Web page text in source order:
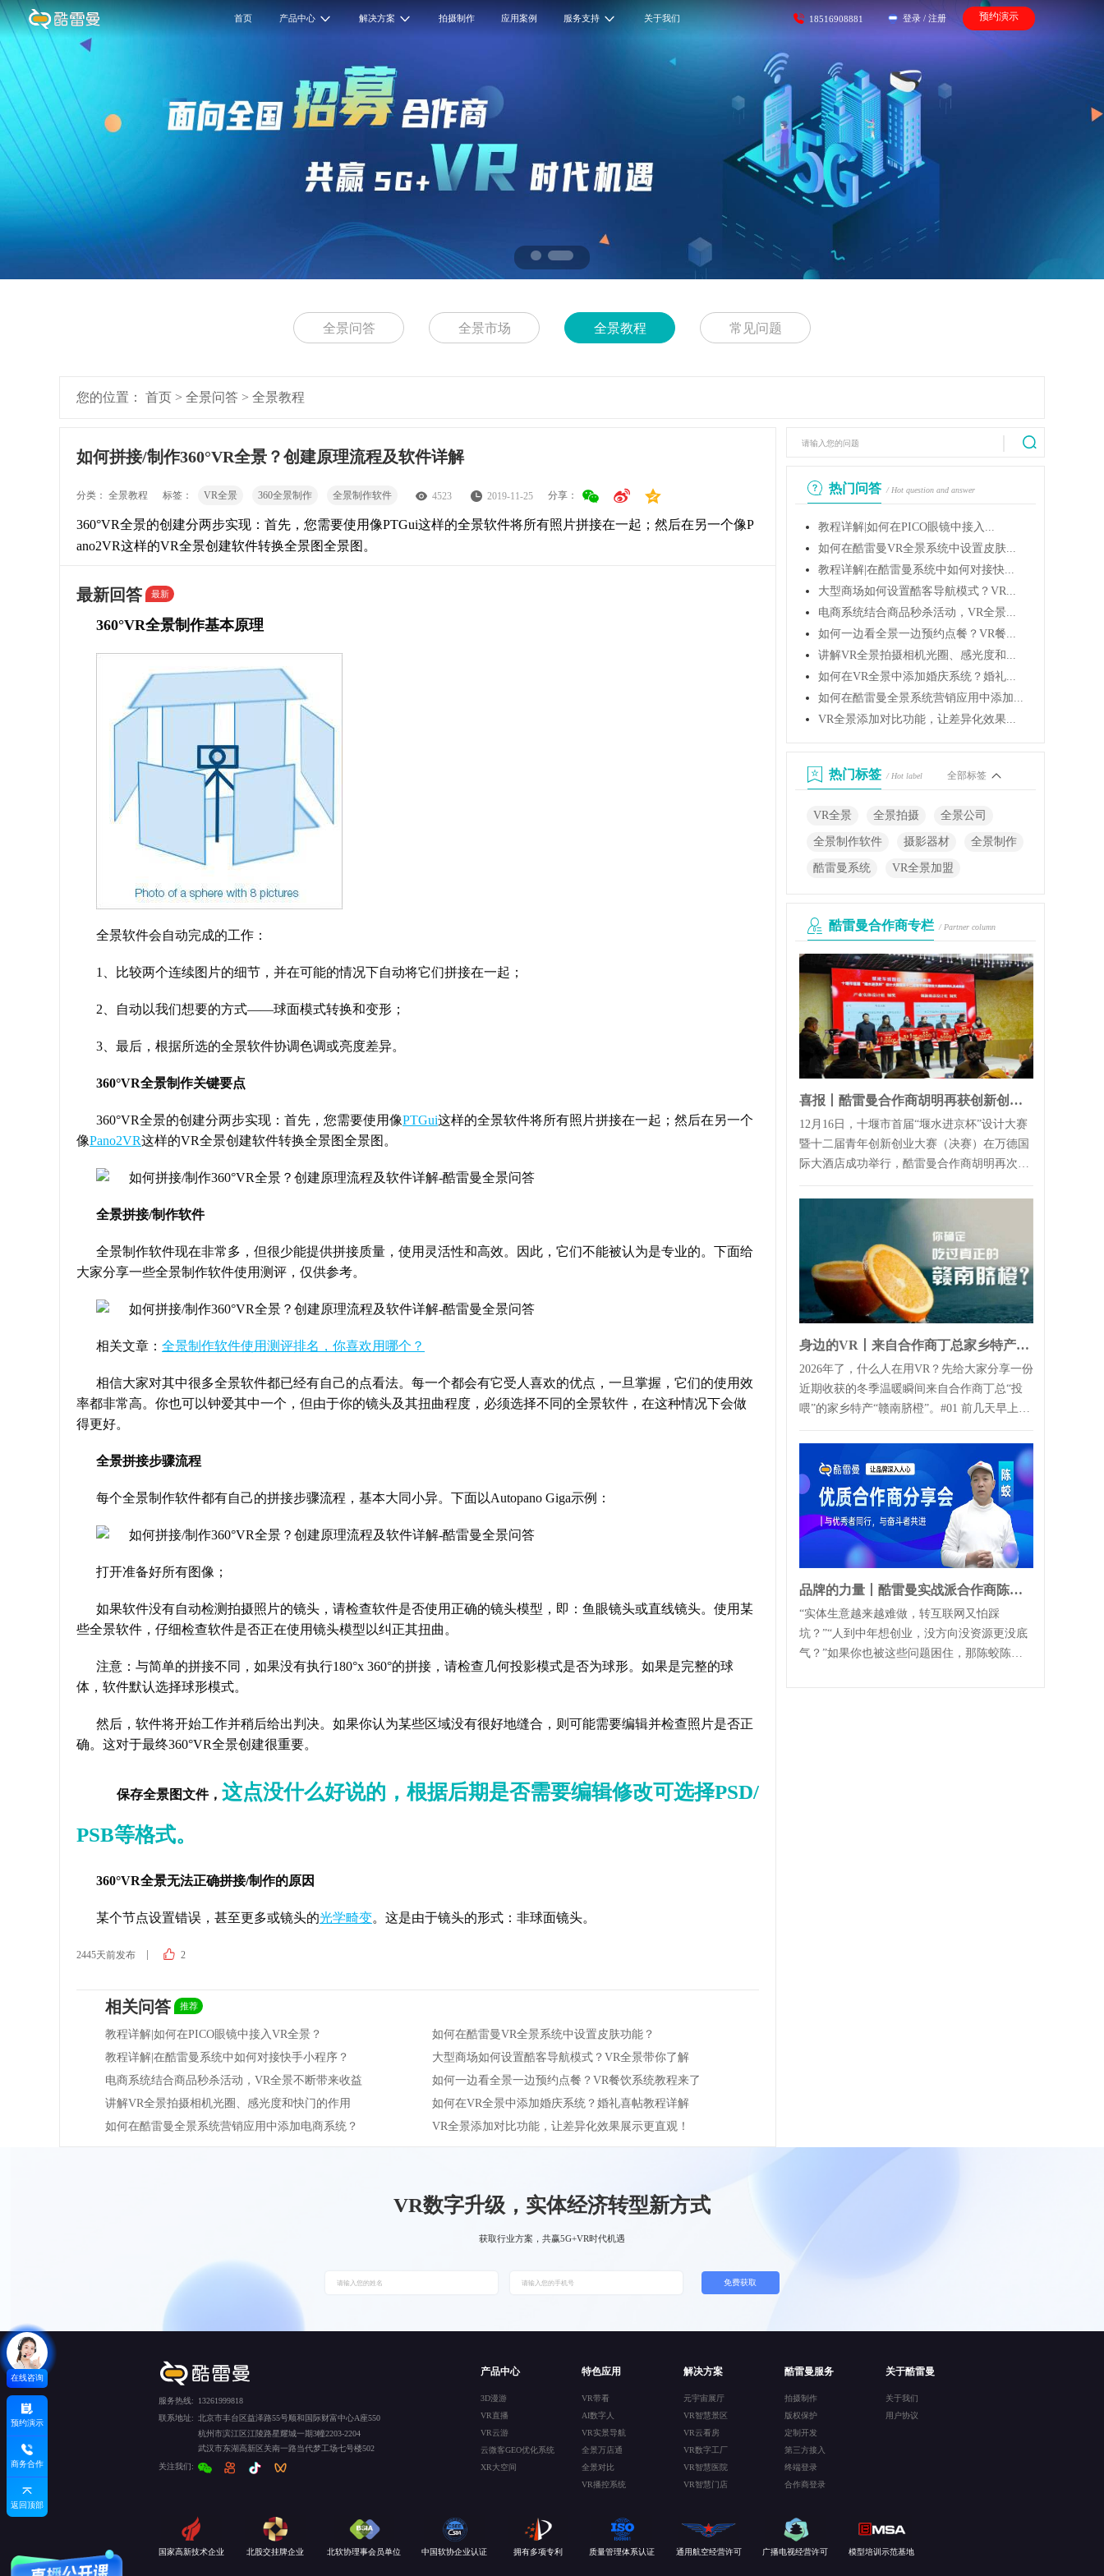
首页 产品中心 解决方案 拍摄制作 应用案例 服务支持 关于我们 18516908881 登录 / 注册 预约演示
全景问答 全景市场 全景教程 常见问题
您的位置： 首页 > 全景问答 > 全景教程
如何拼接/制作360°VR全景？创建原理流程及软件详解
分类： 全景教程 标签： VR全景 360全景制作 全景制作软件 4523 2019-11-25 分享：
360°VR全景的创建分两步实现：首先，您需要使用像PTGui这样的全景软件将所有照片拼接在一起；然后在另一个像P
ano2VR这样的VR全景创建软件转换全景图全景图。
最新回答 最新
360°VR全景制作基本原理
全景软件会自动完成的工作：
1、比较两个连续图片的细节，并在可能的情况下自动将它们拼接在一起；
2、自动以我们想要的方式——球面模式转换和变形；
3、最后，根据所选的全景软件协调色调或亮度差异。
360°VR全景制作关键要点
360°VR全景的创建分两步实现：首先，您需要使用像PTGui这样的全景软件将所有照片拼接在一起；然后在另一个
像Pano2VR这样的VR全景创建软件转换全景图全景图。
全景拼接/制作软件
全景制作软件现在非常多，但很少能提供拼接质量，使用灵活性和高效。因此，它们不能被认为是专业的。下面给
大家分享一些全景制作软件使用测评，仅供参考。
相关文章： 全景制作软件使用测评排名，你喜欢用哪个？
相信大家对其中很多全景软件都已经有自己的点看法。每一个都会有它受人喜欢的优点，一旦掌握，它们的使用效
率都非常高。你也可以钟爱其中一个，但由于你的镜头及其扭曲程度，必须选择不同的全景软件，在这种情况下会做
得更好。
全景拼接步骤流程
每个全景制作软件都有自己的拼接步骤流程，基本大同小异。下面以Autopano Giga示例：
打开准备好所有图像；
如果软件没有自动检测拍摄照片的镜头，请检查软件是否使用正确的镜头模型，即：鱼眼镜头或直线镜头。使用某
些全景软件，仔细检查软件是否正在使用镜头模型以纠正其扭曲。
注意：与简单的拼接不同，如果没有执行180°x 360°的拼接，请检查几何投影模式是否为球形。如果是完整的球
体，软件默认选择球形模式。
然后，软件将开始工作并稍后给出判决。如果你认为某些区域没有很好地缝合，则可能需要编辑并检查照片是否正
确。这对于最终360°VR全景创建很重要。
保存全景图文件， 这点没什么好说的，根据后期是否需要编辑修改可选择PSD/
PSB等格式。
360°VR全景无法正确拼接/制作的原因
某个节点设置错误，甚至更多或镜头的光学畸变。这是由于镜头的形式：非球面镜头。
2445天前发布 2
相关问答 推荐
教程详解|如何在PICO眼镜中接入VR全景？
如何在酷雷曼VR全景系统中设置皮肤功能？
教程详解|在酷雷曼系统中如何对接快手小程序？
大型商场如何设置酷客导航模式？VR全景带你了解
电商系统结合商品秒杀活动，VR全景不断带来收益
如何一边看全景一边预约点餐？VR餐饮系统教程来了
讲解VR全景拍摄相机光圈、感光度和快门的作用
如何在VR全景中添加婚庆系统？婚礼喜帖教程详解
如何在酷雷曼全景系统营销应用中添加电商系统？
VR全景添加对比功能，让差异化效果展示更直观！
热门问答 / Hot question and answer
教程详解|如何在PICO眼镜中接入...
如何在酷雷曼VR全景系统中设置皮肤...
教程详解|在酷雷曼系统中如何对接快...
大型商场如何设置酷客导航模式？VR...
电商系统结合商品秒杀活动，VR全景...
如何一边看全景一边预约点餐？VR餐...
讲解VR全景拍摄相机光圈、感光度和...
如何在VR全景中添加婚庆系统？婚礼...
如何在酷雷曼全景系统营销应用中添加...
VR全景添加对比功能，让差异化效果...
热门标签 / Hot label 全部标签
VR全景 全景拍摄 全景公司
全景制作软件 摄影器材 全景制作
酷雷曼系统 VR全景加盟
酷雷曼合作商专栏 / Partner column
喜报丨酷雷曼合作商胡明再获创新创业大奖
12月16日，十堰市首届“堰水进京杯”设计大赛
暨十二届青年创新创业大赛（决赛）在万德国
际大酒店成功举行，酷雷曼合作商胡明再次斩
身边的VR丨来自合作商丁总家乡特产的“投喂”
2026年了，什么人在用VR？先给大家分享一份
近期收获的冬季温暖瞬间来自合作商丁总“投
喂”的家乡特产“赣南脐橙”。#01 前几天早上来
品牌的力量丨酷雷曼实战派合作商陈总讲真经验、传真方法
“实体生意越来越难做，转互联网又怕踩
坑？”“人到中年想创业，没方向没资源更没底
气？”如果你也被这些问题困住，那陈蛟陈
在线咨询
预约演示
商务合作
返回顶部
VR数字升级，实体经济转型新方式
获取行业方案，共赢5G+VR时代机遇
免费获取
服务热线:
13261999818
联系地址: 北京市丰台区益泽路55号顺和国际财富中心A座550
杭州市滨江区江陵路星耀城一期3幢2203-2204
武汉市东湖高新区关南一路当代梦工场七号楼502
关注我们:
产品中心
3D漫游
VR直播
VR云游
云微客GEO优化系统
XR大空间
特色应用
VR带看
AI数字人
VR实景导航
全景万店通
全景对比
VR播控系统
解决方案
元宇宙展厅
VR智慧景区
VR云看房
VR数字工厂
VR智慧医院
VR智慧门店
酷雷曼服务
拍摄制作
版权保护
定制开发
第三方接入
终端登录
合作商登录
关于酷雷曼
关于我们
用户协议
国家高新技术企业 北股交挂牌企业 北软协理事会员单位 中国软协企业认证 拥有多项专利 质量管理体系认证 通用航空经营许可 广播电视经营许可 模型培训示范基地